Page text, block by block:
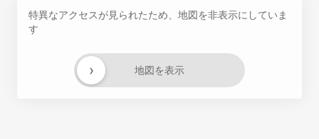
特異なアクセスが見られたため、地図を非表示にしていま
す
地図を表示
›